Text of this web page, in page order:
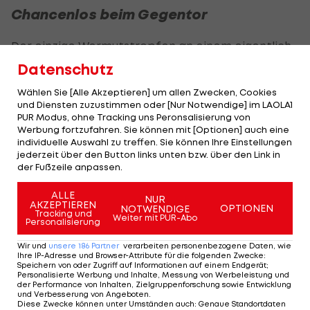
Chancenlos beim Gegentor
Der einzige Wermutstropfen an einem eigentlich
perfekten Abend war das Gegentor durch Jordan
"Definitiv habe ich mich geärgert. Ich hätte sehr
gerne zu Null gespielt, aber es hat leider nicht sein
sollen. Er hat ihn gut getroffen, genau ins Eck. Ich
weiß nicht, ob von mir alles richtig war, das muss
Schlussmann.
Teamkollege Schlager spricht ihn von jeglicher
Schuld frei: "Da war er chancenlos."
Viel Lob von der Konkurrenz
Datenschutz
Wählen Sie [Alle Akzeptieren] um allen Zwecken, Cookies
und Diensten zuzustimmen oder [Nur Notwendige] im LAOLA1
PUR Modus, ohne Tracking uns Peronsalisierung von
Werbung fortzufahren. Sie können mit [Optionen] auch eine
individuelle Auswahl zu treffen. Sie können Ihre Einstellungen
jederzeit über den Button links unten bzw. über den Link in
der Fußzeile anpassen.
ALLE
AKZEPTIEREN
Tracking und
Personalisierung
NUR
NOTWENDIGE
Weiter mit PUR-Abo
OPTIONEN
Wir und unsere 186 Partner verarbeiten personenbezogene Daten, wie
Ihre IP-Adresse und Browser-Attribute für die folgenden Zwecke:
Speichern von oder Zugriff auf Informationen auf einem Endgerät;
Personalisierte Werbung und Inhalte, Messung von Werbeleistung und
der Performance von Inhalten, Zielgruppenforschung sowie Entwicklung
und Verbesserung von Angeboten
Diese Zwecke können unter Umständen auch: Genaue Standortdaten